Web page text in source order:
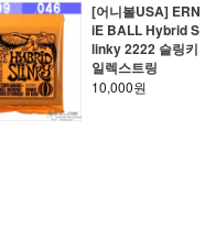
[어니볼USA] ERN
iE BALL Hybrid S
linky 2222 슬링키
일렉스트링
10,000원